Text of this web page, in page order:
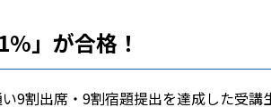
」が合格！
9割出席・9割宿題提出を達成した受